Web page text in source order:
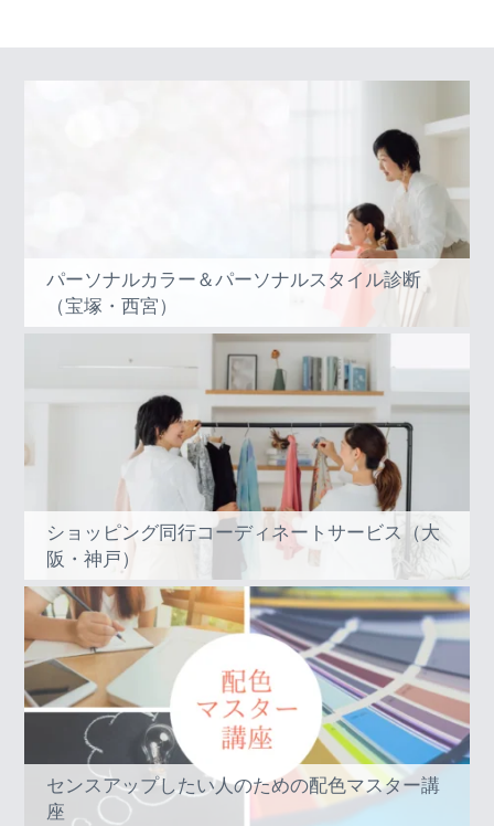
パーソナルカラー＆パーソナルスタイル診断
（宝塚・西宮）
ショッピング同行コーディネートサービス（大
阪・神戸）
センスアップしたい人のための配色マスター講
座